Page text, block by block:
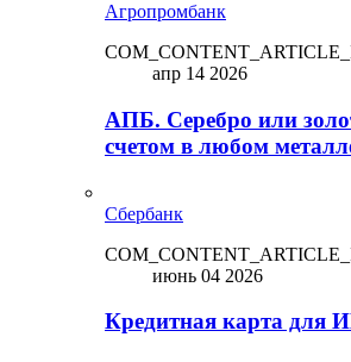
Агропромбанк
апр 14 2026
АПБ. Серебро или
счетом в любом
Сбербанк
июнь 04 2026
Кредитная карта для